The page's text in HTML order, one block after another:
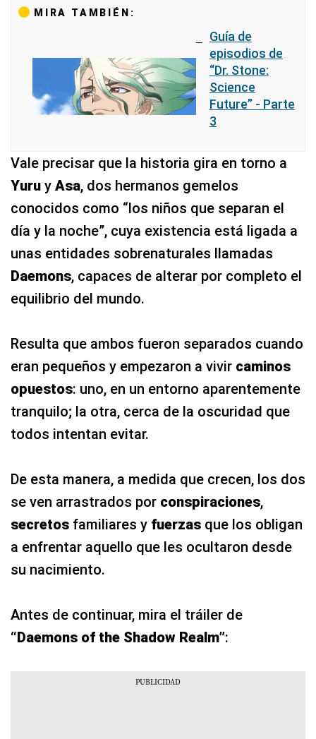
MIRA TAMBIÉN:
Guía de
episodios de
“Dr. Stone:
Science
Future” - Parte
3
Vale precisar que la historia gira en torno a
Yuru y Asa, dos hermanos gemelos
conocidos como “los niños que separan el
día y la noche”, cuya existencia está ligada a
unas entidades sobrenaturales llamadas
Daemons, capaces de alterar por completo el
equilibrio del mundo.
Resulta que ambos fueron separados cuando
eran pequeños y empezaron a vivir caminos
opuestos: uno, en un entorno aparentemente
tranquilo; la otra, cerca de la oscuridad que
todos intentan evitar.
De esta manera, a medida que crecen, los dos
se ven arrastrados por conspiraciones,
secretos familiares y fuerzas que los obligan
a enfrentar aquello que les ocultaron desde
su nacimiento.
Antes de continuar, mira el tráiler de
“Daemons of the Shadow Realm”: